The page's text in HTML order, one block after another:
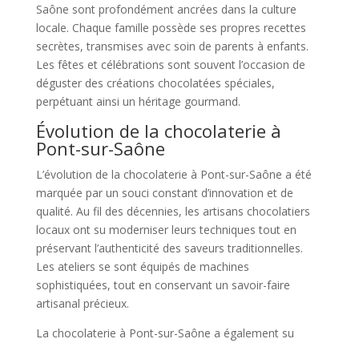
Saône sont profondément ancrées dans la culture
locale. Chaque famille possède ses propres recettes
secrètes, transmises avec soin de parents à enfants.
Les fêtes et célébrations sont souvent l’occasion de
déguster des créations chocolatées spéciales,
perpétuant ainsi un héritage gourmand.
Évolution de la chocolaterie à
Pont-sur-Saône
L’évolution de la chocolaterie à Pont-sur-Saône a été
marquée par un souci constant d’innovation et de
qualité. Au fil des décennies, les artisans chocolatiers
locaux ont su moderniser leurs techniques tout en
préservant l’authenticité des saveurs traditionnelles.
Les ateliers se sont équipés de machines
sophistiquées, tout en conservant un savoir-faire
artisanal précieux.
La chocolaterie à Pont-sur-Saône a également su